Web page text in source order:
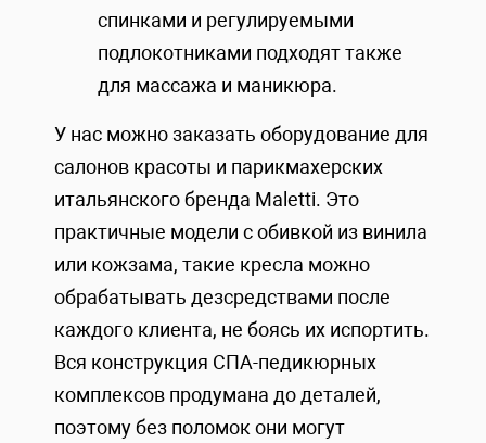
спинками и регулируемыми
подлокотниками подходят также
для массажа и маникюра.
У нас можно заказать оборудование для
салонов красоты и парикмахерских
итальянского бренда Maletti. Это
практичные модели с обивкой из винила
или кожзама, такие кресла можно
обрабатывать дезсредствами после
каждого клиента, не боясь их испортить.
Вся конструкция СПА-педикюрных
комплексов продумана до деталей,
поэтому без поломок они могут